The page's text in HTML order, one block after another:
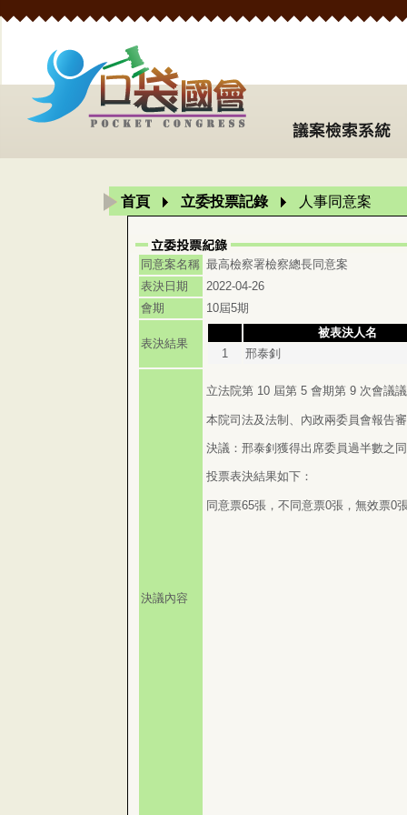
首頁 立委投票記錄 人事同意案
同意案名稱 最高檢察署檢察總長同意案
表決日期
2022-04-26
會期
10屆5期
表決結果
被表決人名
1
邢泰釗
決議內容
立法院第 10 屆第 5 會期第 9 次會議
本院司法及法制、內政兩委員會報告
決議：邢泰釗獲得出席委員過半數之
投票表決結果如下：
同意票65張，不同意票0張，無效票0